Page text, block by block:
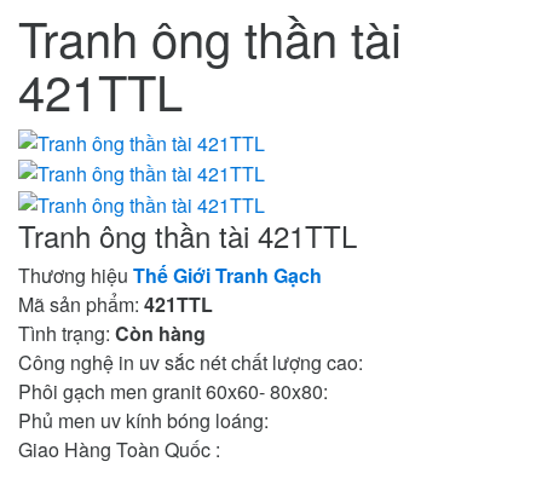
Tranh ông thần tài
421TTL
Tranh ông thần tài 421TTL
Thương hiệu Thế Giới Tranh Gạch
Mã sản phẩm: 421TTL
Tình trạng: Còn hàng
Công nghệ in uv sắc nét chất lượng cao:
Phôi gạch men granit 60x60- 80x80:
Phủ men uv kính bóng loáng:
Giao Hàng Toàn Quốc :